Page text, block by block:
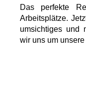
Das perfekte
Arbeitsplätze.
umsichtiges und
wir uns um